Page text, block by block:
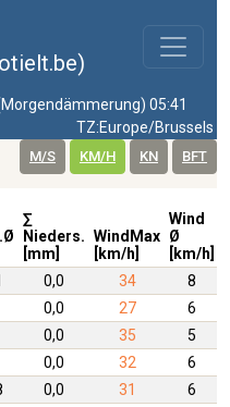
05:41
TZ:Europe/Brussels
M/S KM/H KN BFT
∑
Nieders.
[mm]
WindMax
[km/h]
Wind
Ø
[km/h]
0,0 34
8
0,0 27 6
0,0 35 5
0,0 32
6
0,0 31 6